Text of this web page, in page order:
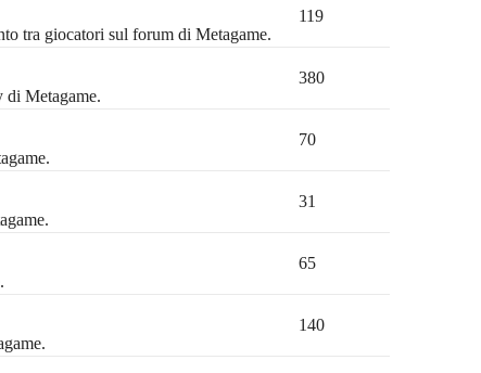
tra giocatori sul forum di Metagame.
119
di Metagame.
380
70
31
65
140